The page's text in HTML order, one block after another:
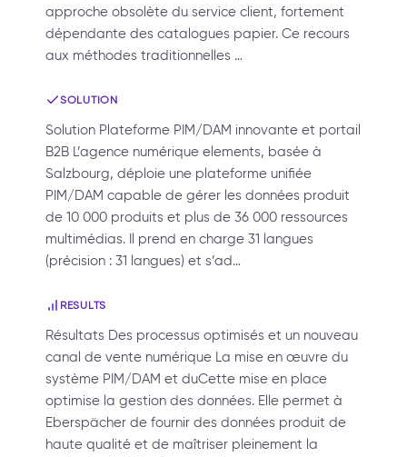
approche obsolète du service client, fortement
dépendante des catalogues papier. Ce recours
aux méthodes traditionnelles …
SOLUTION
Solution Plateforme PIM/DAM innovante et portail
B2B L’agence numérique elements, basée à
Salzbourg, déploie une plateforme unifiée
PIM/DAM capable de gérer les données produit
de 10 000 produits et plus de 36 000 ressources
multimédias. Il prend en charge 31 langues
(précision : 31 langues) et s’ad…
RESULTS
Résultats Des processus optimisés et un nouveau
canal de vente numérique La mise en œuvre du
système PIM/DAM et duCette mise en place
optimise la gestion des données. Elle permet à
Eberspächer de fournir des données produit de
haute qualité et de maîtriser pleinement la